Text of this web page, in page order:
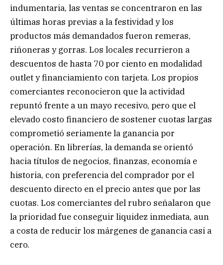
indumentaria, las ventas se concentraron en las
últimas horas previas a la festividad y los
productos más demandados fueron remeras,
riñoneras y gorras. Los locales recurrieron a
descuentos de hasta 70 por ciento en modalidad
outlet y financiamiento con tarjeta. Los propios
comerciantes reconocieron que la actividad
repuntó frente a un mayo recesivo, pero que el
elevado costo financiero de sostener cuotas largas
comprometió seriamente la ganancia por
operación. En librerías, la demanda se orientó
hacia títulos de negocios, finanzas, economía e
historia, con preferencia del comprador por el
descuento directo en el precio antes que por las
cuotas. Los comerciantes del rubro señalaron que
la prioridad fue conseguir liquidez inmediata, aun
a costa de reducir los márgenes de ganancia casi a
cero.